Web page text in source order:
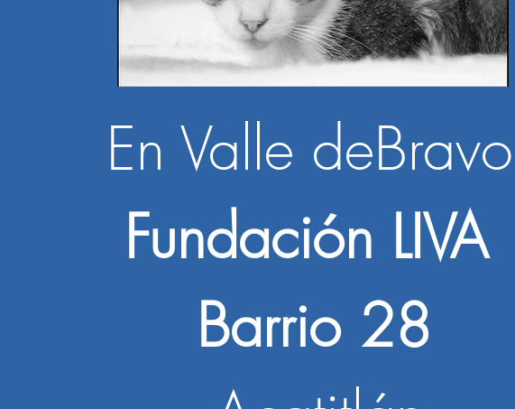
En Valle deBravo
Fundación
Barrio 28